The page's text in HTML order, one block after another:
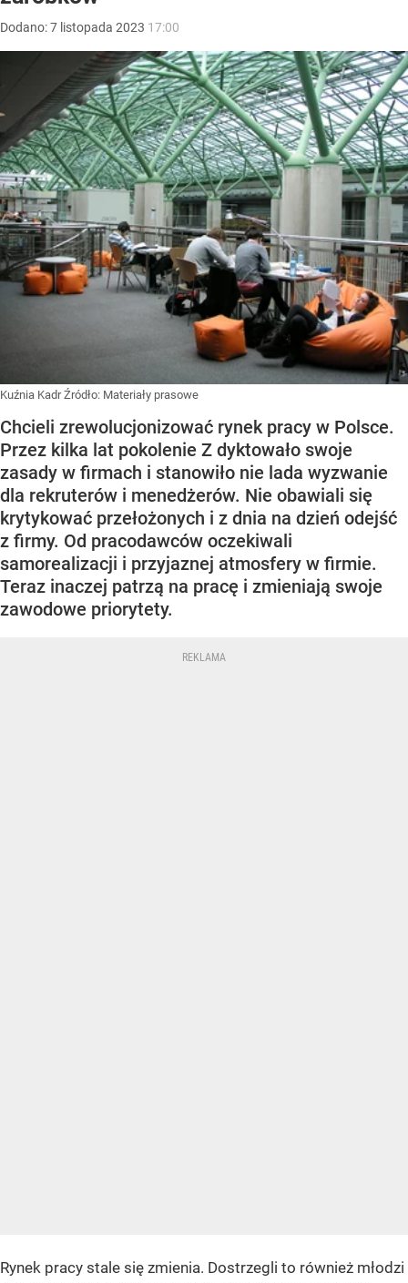
Dodano:7 listopada 2023 17:00
Kuźnia KadrŹródło: Materiały prasowe
Chcieli zrewolucjonizować rynek pracy w Polsce.
Przez kilka lat pokolenie Z dyktowało swoje
zasady w firmach i stanowiło nie lada wyzwanie
dla rekruterów i menedżerów. Nie obawiali się
krytykować przełożonych i z dnia na dzień odejść
z firmy. Od pracodawców oczekiwali
samorealizacji i przyjaznej atmosfery w firmie.
Teraz inaczej patrzą na pracę i zmieniają swoje
zawodowe priorytety.
Rynek pracy stale się zmienia. Dostrzegli to również młodzi